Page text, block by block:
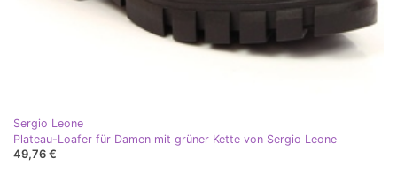
Sergio Leone
Plateau-Loafer für Damen mit grüner Kette von Sergio Leone
49,76 €